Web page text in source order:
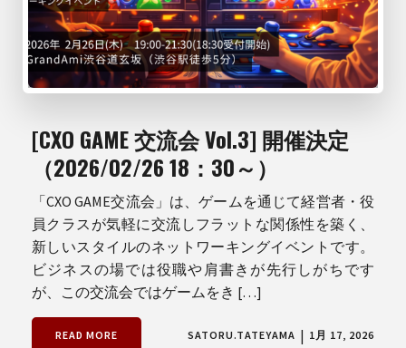
[CXO GAME 交流会 Vol.3] 開催決定
（2026/02/26 18：30～）
「CXO GAME交流会」は、ゲームを通じて経営者・役
員クラスが気軽に交流しフラットな関係性を築く、
新しいスタイルのネットワーキングイベントです。
ビジネスの場では役職や肩書きが先行しがちです
が、この交流会ではゲームをき […]
READ MORE SATORU.TATEYAMA | 1月 17, 2026